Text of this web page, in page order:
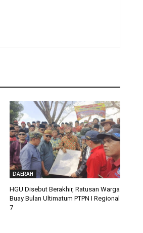
DAERAH
HGU Disebut Berakhir, Ratusan Warga
Buay Bulan Ultimatum PTPN I Regional
7